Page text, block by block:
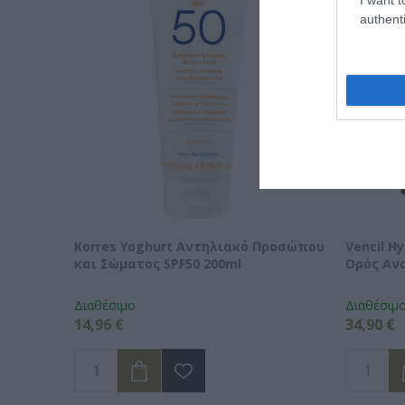
Korres Yoghurt Αντηλιακό Προσώπου
και Σώματος SPF50 200ml
Διαθέσιμο
14,96 €
Vencil
Ορός
Διαθέσιμο
34,90 €